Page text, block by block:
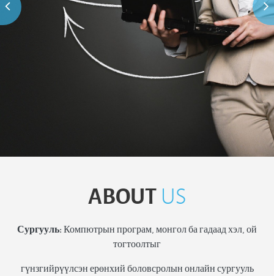
ABOUT US
Сургууль:Компютрын програм, монгол ба гадаад хэл, ой
тогтоолтыг
гүнзгийрүүлсэн ерөнхий боловсролын онлайн сургууль